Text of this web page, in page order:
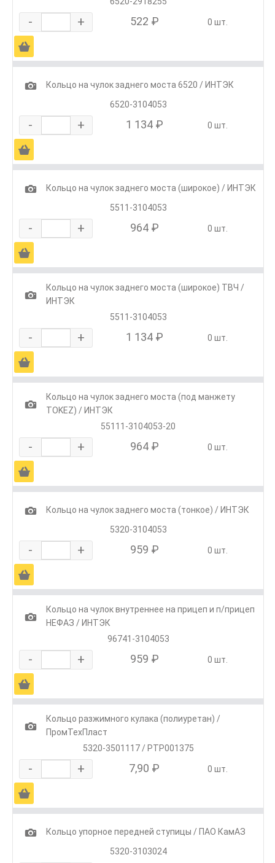
- + 522 ₽ 0 шт.
Ä
1
Кольцо на чулок заднего моста 6520 / ИНТЭК
6520-3104053
- + 1 134 ₽ 0 шт.
Ä
1
Кольцо на чулок заднего моста (широкое) / ИНТЭК
5511-3104053
- + 964 ₽ 0 шт.
Ä
1
Кольцо на чулок заднего моста (широкое) ТВЧ /
ИНТЭК
5511-3104053
- + 1 134 ₽ 0 шт.
Ä
1
Кольцо на чулок заднего моста (под манжету
TOKEZ) / ИНТЭК
55111-3104053-20
- + 964 ₽ 0 шт.
Ä
1
Кольцо на чулок заднего моста (тонкое) / ИНТЭК
5320-3104053
- + 959 ₽ 0 шт.
Ä
1
Кольцо на чулок внутреннее на прицеп и п/прицеп
НЕФАЗ / ИНТЭК
96741-3104053
- + 959 ₽ 0 шт.
Ä
1
Кольцо разжимного кулака (полиуретан) /
ПромТехПласт
5320-3501117 / РТР001375
- + 7,90 ₽ 0 шт.
Ä
1
Кольцо упорное передней ступицы / ПАО КамАЗ
5320-3103024